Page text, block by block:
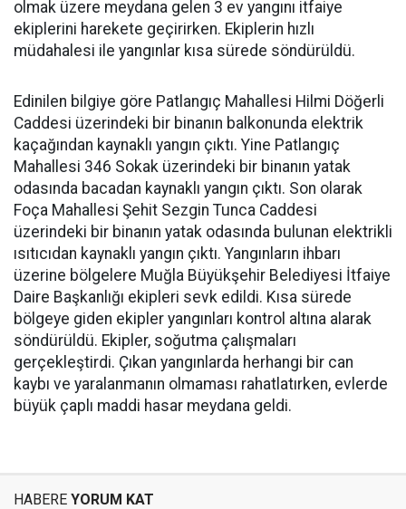
olmak üzere meydana gelen 3 ev yangını itfaiye
ekiplerini harekete geçirirken. Ekiplerin hızlı
müdahalesi ile yangınlar kısa sürede söndürüldü.
Edinilen bilgiye göre Patlangıç Mahallesi Hilmi Döğerli
Caddesi üzerindeki bir binanın balkonunda elektrik
kaçağından kaynaklı yangın çıktı. Yine Patlangıç
Mahallesi 346 Sokak üzerindeki bir binanın yatak
odasında bacadan kaynaklı yangın çıktı. Son olarak
Foça Mahallesi Şehit Sezgin Tunca Caddesi
üzerindeki bir binanın yatak odasında bulunan elektrikli
ısıtıcıdan kaynaklı yangın çıktı. Yangınların ihbarı
üzerine bölgelere Muğla Büyükşehir Belediyesi İtfaiye
Daire Başkanlığı ekipleri sevk edildi. Kısa sürede
bölgeye giden ekipler yangınları kontrol altına alarak
söndürüldü. Ekipler, soğutma çalışmaları
gerçekleştirdi. Çıkan yangınlarda herhangi bir can
kaybı ve yaralanmanın olmaması rahatlatırken, evlerde
büyük çaplı maddi hasar meydana geldi.
HABERE YORUM KAT